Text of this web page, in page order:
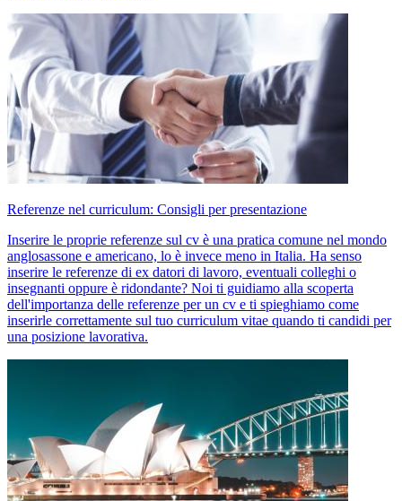
Referenze nel curriculum: Consigli per presentazione
Inserire le proprie referenze sul cv è una pratica comune nel mondo
anglosassone e americano, lo è invece meno in Italia. Ha senso
inserire le referenze di ex datori di lavoro, eventuali colleghi o
insegnanti oppure è ridondante? Noi ti guidiamo alla scoperta
dell'importanza delle referenze per un cv e ti spieghiamo come
inserirle correttamente sul tuo curriculum vitae quando ti candidi per
una posizione lavorativa.